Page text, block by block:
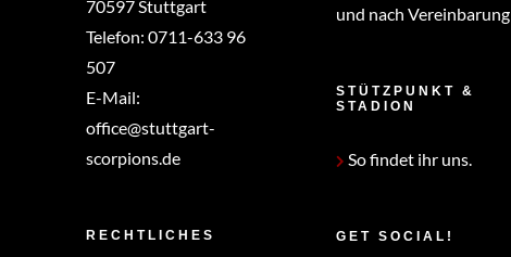
70597 Stuttgart
Telefon: 0711-633 96
507
E-Mail:
office@stuttgart-
scorpions.de
RECHTLICHES
und nach Vereinbarung
STÜTZPUNKT &
STADION
So findet ihr uns.
GET SOCIAL!